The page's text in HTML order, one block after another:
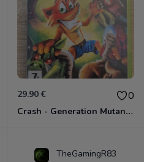
29.90 € 0
Crash - Generation Mutant Xbox 360
TheGamingR83